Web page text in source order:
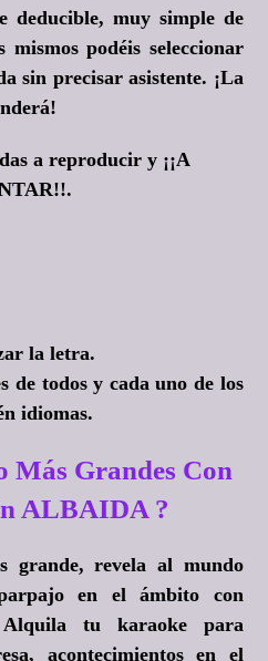
deducible, muy simple de
mismos podéis seleccionar
sin precisar asistente. ¡La
a reproducir y ¡¡A
la letra.
de todos y cada uno de los
idiomas.
Más Grandes Con
ALBAIDA ?
grande, revela al mundo
en el ámbito con
Alquila tu karaoke para
acontecimientos en el